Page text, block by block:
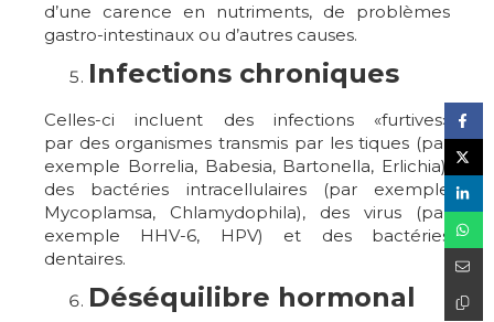
d’une carence en nutriments, de problèmes
gastro-intestinaux ou d’autres causes.
Infections chroniques
Celles-ci incluent des infections «furtives»
par des organismes transmis par les tiques (par
exemple Borrelia, Babesia, Bartonella, Erlichia),
des bactéries intracellulaires (par exemple
Mycoplamsa, Chlamydophila), des virus (par
exemple HHV-6, HPV) et des bactéries
dentaires.
Déséquilibre hormonal